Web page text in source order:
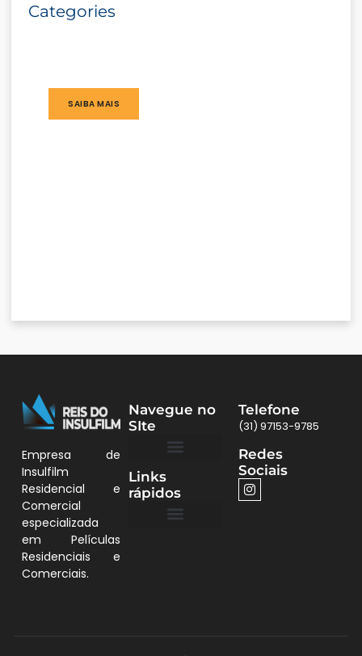
Categories
SAIBA MAIS
Empresa de
Insulfilm
Residencial e
Comercial
especializada
em Películas
Residenciais e
Comerciais.
Navegue no
SIte
Links
rápidos
Telefone
(31) 97153-9785
Redes
Sociais